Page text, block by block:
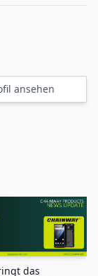
ansehen
das